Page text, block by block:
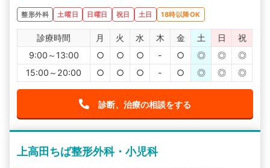
整形外科 土曜日 日曜日 祝日 土日 18時以降OK
診療時間 月 火 水 木 金 土 日
祝
9:00～13:00
○ ○ ○ - ○ ◎ ◎
◎
15:00～20:00
○ ○ ○ - ○ ◎ ◎ ◎
診断、治療の相談をする
上高田ちば整形外科・小児科